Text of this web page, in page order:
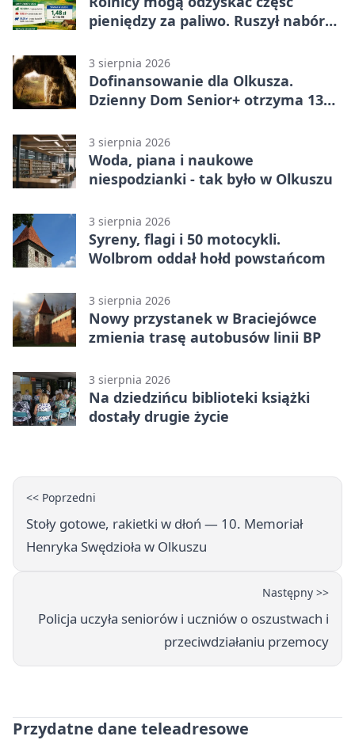
pieniędzy za paliwo. Ruszył nabór
3 sierpnia 2026
Dofinansowanie dla Olkusza.
Dzienny Dom Senior+ otrzyma 134
3 sierpnia 2026
Woda, piana i naukowe
niespodzianki - tak było w Olkuszu
3 sierpnia 2026
Syreny, flagi i 50 motocykli.
Wolbrom oddał hołd powstańcom
3 sierpnia 2026
Nowy przystanek w Braciejówce
zmienia trasę autobusów linii BP
3 sierpnia 2026
Na dziedzińcu biblioteki książki
dostały drugie życie
<< Poprzedni
Stoły gotowe, rakietki w dłoń — 10. Memoriał
Henryka Swędzioła w Olkuszu
Następny >>
Policja uczyła seniorów i uczniów o oszustwach i
przeciwdziałaniu przemocy
Przydatne dane teleadresowe